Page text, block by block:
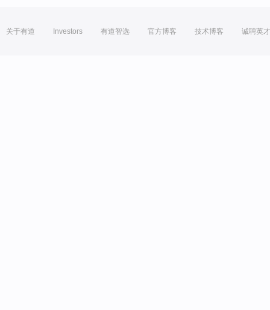
关于有道 Investors 有道智选 官方博客 技术博客 诚聘英才